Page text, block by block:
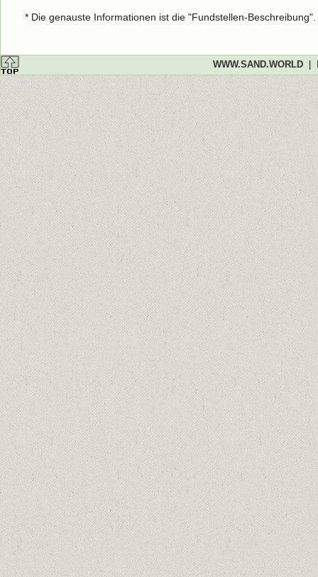
* Die genauste Informationen ist die "Fundstellen-
WWW.SAND.WORLD|